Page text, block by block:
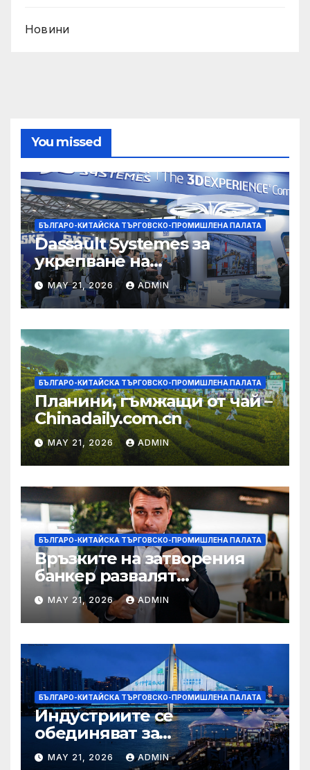
Новини
You missed
БЪЛГАРО-КИТАЙСКА ТЪРГОВСКО-ПРОМИШЛЕНА ПАЛАТА
Dassault Systemes за
укрепване на
изграждането на AI
екосистема в Китай
MAY 21, 2026 ADMIN
БЪЛГАРО-КИТАЙСКА ТЪРГОВСКО-ПРОМИШЛЕНА ПАЛАТА
Планини, гъмжащи от чай –
Chinadaily.com.cn
MAY 21, 2026 ADMIN
БЪЛГАРО-КИТАЙСКА ТЪРГОВСКО-ПРОМИШЛЕНА ПАЛАТА
Връзките на затворения
банкер развалят
надеждите на Флавио
Болсонаро за президент на
Бразилия
MAY 21, 2026 ADMIN
БЪЛГАРО-КИТАЙСКА ТЪРГОВСКО-ПРОМИШЛЕНА ПАЛАТА
Индустриите се
обединяват за
висококачествен растеж на
MAY 21, 2026 ADMIN